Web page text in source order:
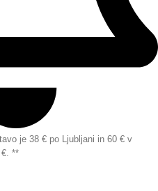
je 38 € po Ljubljani in 60 € v
**